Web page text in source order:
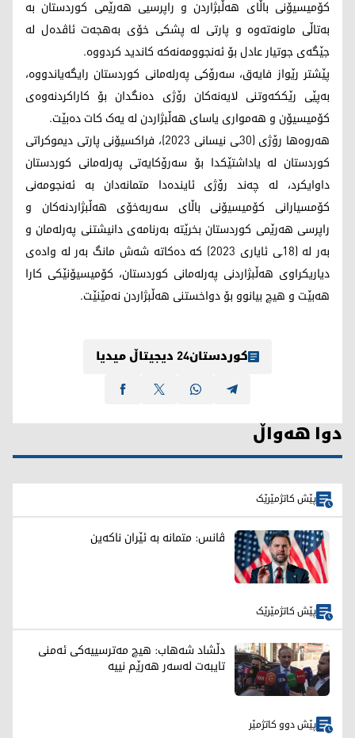
کۆمیسیۆنی باڵای هەڵبژاردن و راپرسیی هەرێمی کوردستان بە
بەتاڵی ماونەتەوە و پارتی لە پشکی خۆی بەهجەت ئاڤدەل لە
جێگەی جوتیار عادل بۆ ئەنجوومەنەکە کاندید کردووە.
پێشتر رێواز فایەق، سەرۆکی پەرلەمانی کوردستان رایگەیاندووە،
بەپێی رێککەوتنی لایەنەکان رۆژی دەنگدان بۆ کاراکردنەوەی
کۆمیسیۆن و هەمواری یاسای هەڵبژاردن لە یەک کات دەبێت.
هەروەها رۆژی (30ـی نیسانی 2023)، فراکسیۆنی پارتی دیموکراتی
کوردستان لە یاداشتێکدا بۆ سەرۆکایەتی پەرلەمانی کوردستان
داوایکرد، لە چەند رۆژی ئایندەدا متمانەدان بە ئەنجومەنی
کۆمسیارانی کۆمیسیۆنی باڵای سەربەخۆی هەڵبژاردنەکان و
راپرسی هەرێمی کوردستان بخرێتە بەرنامەی دانیشتنی پەرلەمان و
بەر لە (18ـی ئایاری 2023) کە دەکاتە شەش مانگ بەر لە وادەی
دیاریکراوی هەڵبژاردنی پەرلەمانی کوردستان، کۆمیسیۆنێکی کارا
هەبێت و هیچ بیانوو بۆ دواخستنی هەڵبژاردن نەمێنێت.
کوردستان24 دیجیتاڵ میدیا
دوا هەواڵ
پێش کاتژمێرێک
ڤانس: متمانە بە ئێران ناکەین
پێش کاتژمێرێک
دڵشاد شەهاب: هیچ مەترسییەکی ئەمنی
تایبەت لەسەر هەرێم نییە
پێش دوو کاتژمێر